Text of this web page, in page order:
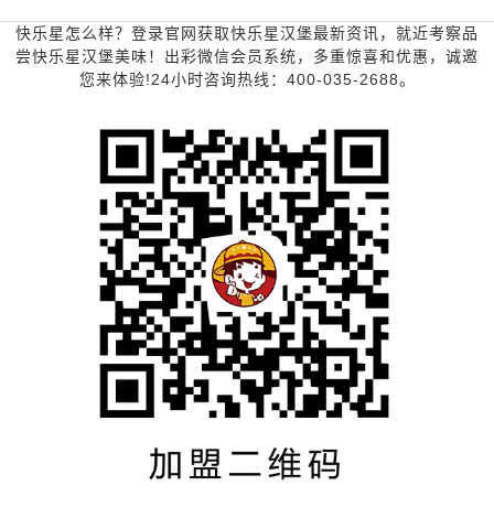
快乐星怎么样？登录官网获取快乐星汉堡最新资讯，就近考察品
尝快乐星汉堡美味！出彩微信会员系统，多重惊喜和优惠，诚邀
您来体验!24小时咨询热线：400-035-2688。